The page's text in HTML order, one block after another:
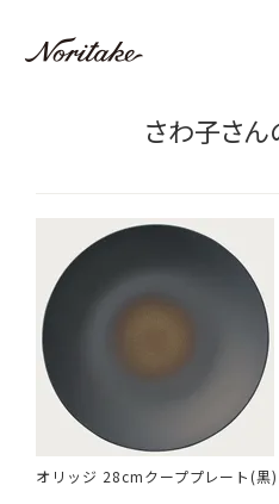
さわ子さん
オリッジ 28cmクーププレート(黒)